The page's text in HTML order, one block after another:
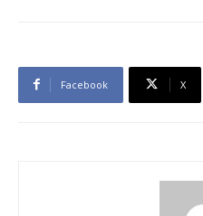
Facebook X